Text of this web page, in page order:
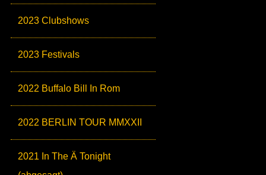
2023 Clubshows
2023 Festivals
2022 Buffalo Bill In Rom
2022 BERLIN TOUR MMXXII
2021 In The Ä Tonight